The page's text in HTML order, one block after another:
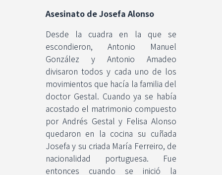
Asesinato de Josefa Alonso
Desde la cuadra en la que se
escondieron, Antonio Manuel
González y Antonio Amadeo
divisaron todos y cada uno de los
movimientos que hacía la familia del
doctor Gestal. Cuando ya se había
acostado el matrimonio compuesto
por Andrés Gestal y Felisa Alonso
quedaron en la cocina su cuñada
Josefa y su criada María Ferreiro, de
nacionalidad portuguesa. Fue
entonces cuando se inició la